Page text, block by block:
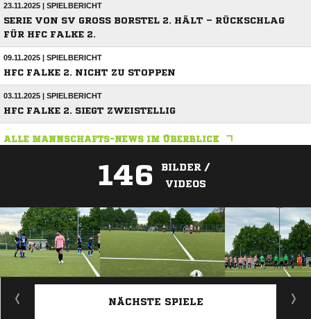
23.11.2025 | SPIELBERICHT
SERIE VON SV GROSS BORSTEL 2. HÄLT – RÜCKSCHLAG F
ÜR HFC FALKE 2.
09.11.2025 | SPIELBERICHT
HFC FALKE 2. NICHT ZU STOPPEN
03.11.2025 | SPIELBERICHT
HFC FALKE 2. SIEGT ZWEISTELLIG
ALLE MANNSCHAFTS-NEWS IM ÜBERBLICK
146
BILDER /
VIDEOS
ANZEIGE
NÄCHSTE SPIELE